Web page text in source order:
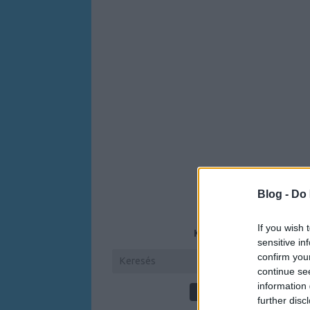
Blog -
If you wish
sensitive
confirm
continue
information
further
KERESÉS